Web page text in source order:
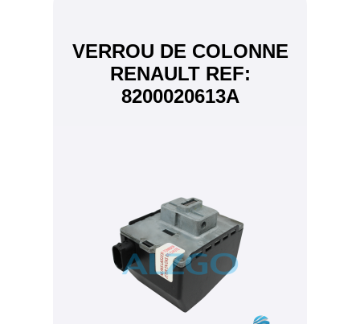
VERROU DE COLONNE
RENAULT REF:
8200020613A